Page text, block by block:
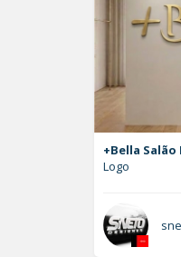
+Bella Salão
Logo